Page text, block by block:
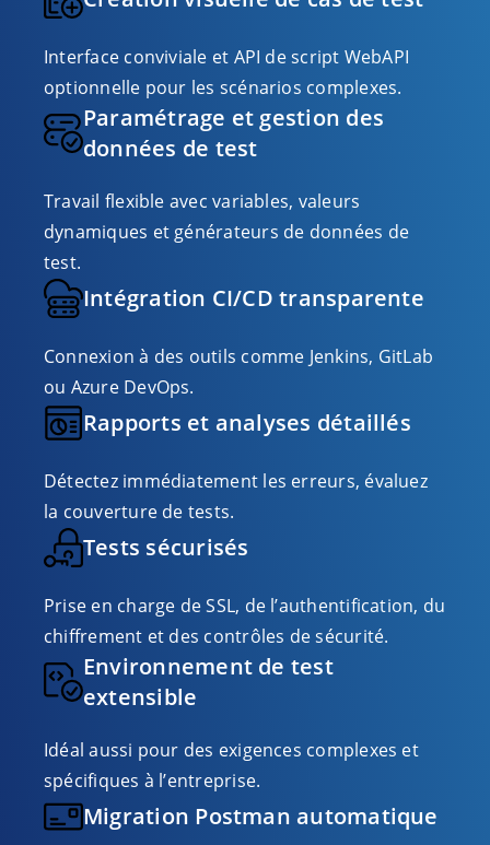
Interface conviviale et API de script WebAPI
optionnelle pour les scénarios complexes.
Paramétrage et gestion des
données de test
Travail flexible avec variables, valeurs
dynamiques et générateurs de données de
test.
Intégration CI/CD transparente
Connexion à des outils comme Jenkins, GitLab
ou Azure DevOps.
Rapports et analyses détaillés
Détectez immédiatement les erreurs, évaluez
la couverture de tests.
Tests sécurisés
Prise en charge de SSL, de l’authentification, du
chiffrement et des contrôles de sécurité.
Environnement de test
extensible
Idéal aussi pour des exigences complexes et
spécifiques à l’entreprise.
Migration Postman automatique